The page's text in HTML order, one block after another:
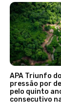
APA Triunfo
pressão por
pelo quinto
consecutivo